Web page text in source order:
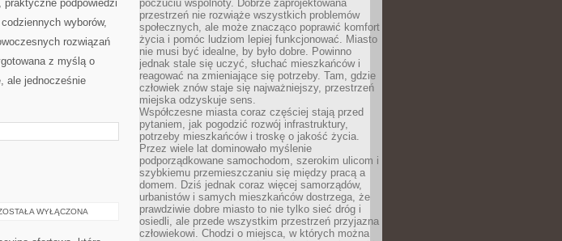
podpowiedzi
wyborów,
rozwiązań
z myślą o
ale jednocześnie
WYŁĄCZONA
poczuciu wspólnoty. Dobrze zaprojektowana
przestrzeń nie rozwiąże wszystkich problemów
społecznych, ale może znacząco poprawić komfort
życia i pomóc ludziom lepiej funkcjonować. Miasto
nie musi być idealne, by było dobre. Powinno
jednak stale się uczyć, słuchać mieszkańców i
reagować na zmieniające się potrzeby. Tam, gdzie
człowiek znów staje się najważniejszy, przestrzeń
miejska odzyskuje sens.
Współczesne miasta coraz częściej stają przed
pytaniem, jak pogodzić rozwój infrastruktury,
potrzeby mieszkańców i troskę o jakość życia.
Przez wiele lat dominowało myślenie
podporządkowane samochodom, szerokim ulicom i
szybkiemu przemieszczaniu się między pracą a
domem. Dziś jednak coraz więcej samorządów,
urbanistów i samych mieszkańców dostrzega, że
prawdziwie dobre miasto to nie tylko sieć dróg i
osiedli, ale przede wszystkim przestrzeń przyjazna
człowiekowi. Chodzi o miejsca, w których można